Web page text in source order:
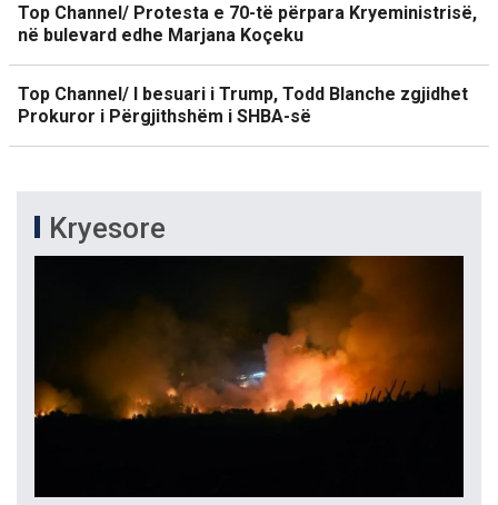
Top Channel/ Protesta e 70-të përpara Kryeministrisë,
në bulevard edhe Marjana Koçeku
Top Channel/ I besuari i Trump, Todd Blanche zgjidhet
Prokuror i Përgjithshëm i SHBA-së
Kryesore